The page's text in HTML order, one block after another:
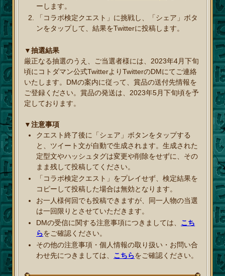
ーします。
「コラボ検定クエスト」に挑戦し、「シェア」ボタ
ンをタップして、結果をTwitterに投稿します。
▼抽選結果
厳正なる抽選のうえ、ご当選者様には、2023年4月下旬
頃にコトダマン公式TwitterよりTwitterのDMにてご連絡
いたします。DMの案内に従って、賞品の送付先情報を
ご登録ください。賞品の発送は、2023年5月下旬頃を予
定しております。
▼注意事項
クエスト終了後に「シェア」ボタンをタップする
と、ツイート文が自動で生成されます。生成された
定型文やハッシュタグは変更や削除をせずに、その
まま残して投稿してください。
「コラボ検定クエスト」をプレイせず、検定結果を
コピーして投稿した場合は無効となります。
お一人様何回でも投稿できますが、同一人物の当選
は一回限りとさせていただきます。
DMの受信に関する注意事項につきましては、 こち
らをご確認ください。
その他の注意事項・個人情報の取り扱い・お問い合
わせ先につきましては、 こちらをご確認ください。